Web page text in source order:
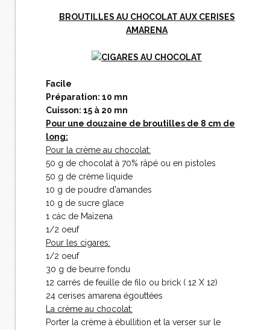
BROUTILLES AU CHOCOLAT AUX CERISES
AMARENA
Facile
Préparation: 10 mn
Cuisson: 15 à 20 mn
Pour une douzaine de broutilles de 8 cm de
long:
Pour la crème au chocolat:
50 g de chocolat à 70% râpé ou en pistoles
50 g de crème liquide
10 g de poudre d'amandes
10 g de sucre glace
1 càc de Maïzena
1/2 oeuf
Pour les cigares:
1/2 oeuf
30 g de beurre fondu
12 carrés de feuille de filo ou brick ( 12 X 12)
24 cerises amarena égouttées
La crème au chocolat:
Porter la crème à ébullition et la verser sur le